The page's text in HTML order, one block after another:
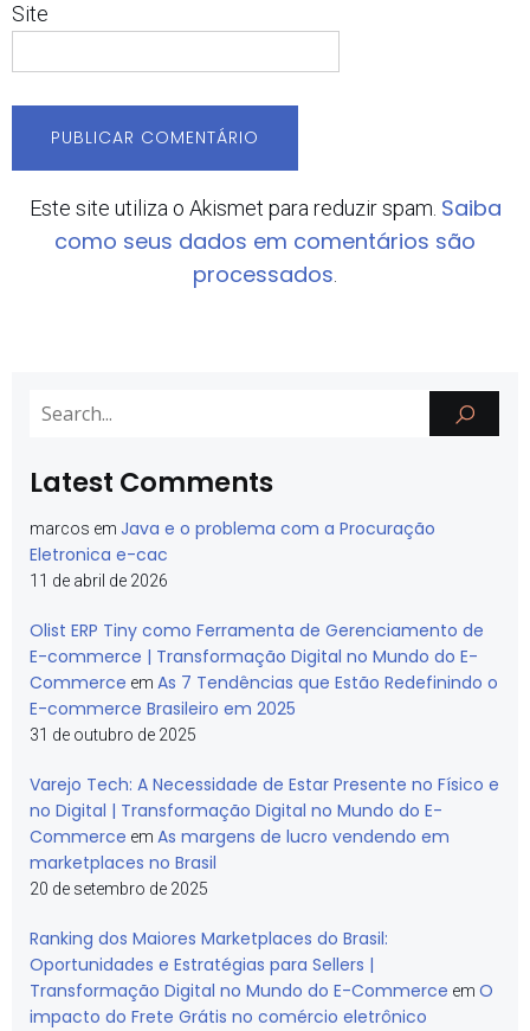
Site
Este site utiliza o Akismet para reduzir spam. Saiba
como seus dados em comentários são
processados.
Latest Comments
marcos em Java e o problema com a Procuração
Eletronica e-cac
11 de abril de 2026
Olist ERP Tiny como Ferramenta de Gerenciamento de
E-commerce | Transformação Digital no Mundo do E-
Commerce em As 7 Tendências que Estão Redefinindo o
E-commerce Brasileiro em 2025
31 de outubro de 2025
Varejo Tech: A Necessidade de Estar Presente no Físico e
no Digital | Transformação Digital no Mundo do E-
Commerce em As margens de lucro vendendo em
marketplaces no Brasil
20 de setembro de 2025
Ranking dos Maiores Marketplaces do Brasil:
Oportunidades e Estratégias para Sellers |
Transformação Digital no Mundo do E-Commerce em O
impacto do Frete Grátis no comércio eletrônico